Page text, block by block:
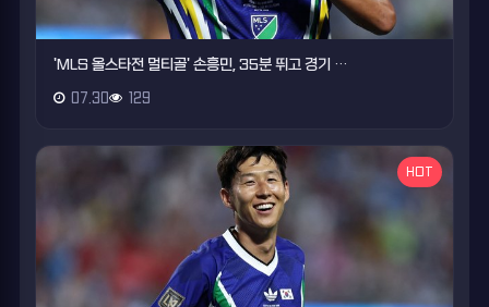
'MLS 올스타전 멀티골' 손흥민, 35분 뛰고 경기 …
07.30 129
HOT